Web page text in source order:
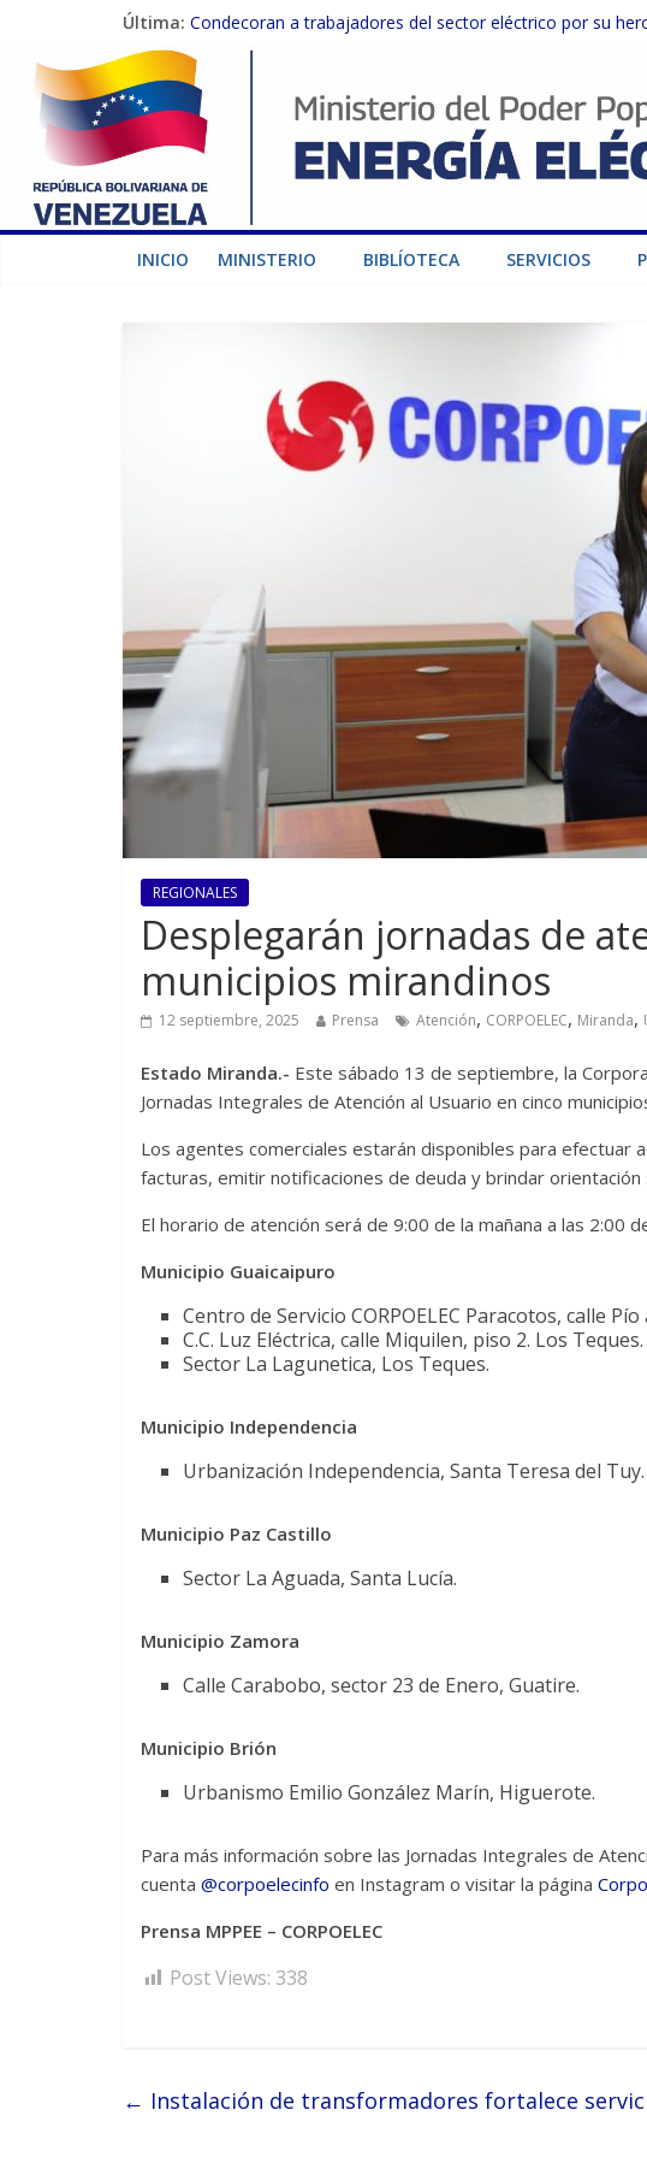
Última: Condecoran a trabajadores del sector eléctrico por su
Gobierno Nacional coordina acciones con el sector
Inspeccionan trabajos de rehabilitación en instalaciones
Gobierno Nacional activa plan preventivo para fortalecer
Termocarabobo recupera el 50% de su capacidad de
INICIO MINISTERIO BIBLÍOTECA SERVICIOS
REGIONALES
Desplegarán jornadas de
municipios mirandinos
12 septiembre, 2025 Prensa Atención, CORPOELEC, Miranda,
Estado Miranda.- Este sábado 13 de septiembre, la
Jornadas Integrales de Atención al Usuario en cinco
Los agentes comerciales estarán disponibles para efectuar
facturas, emitir notificaciones de deuda y brindar
El horario de atención será de 9:00 de la mañana a las 2:00
Municipio Guaicaipuro
Centro de Servicio CORPOELEC Paracotos, calle Pío
C.C. Luz Eléctrica, calle Miquilen, piso 2. Los Teques.
Sector La Lagunetica, Los Teques.
Municipio Independencia
Urbanización Independencia, Santa Teresa del Tuy.
Municipio Paz Castillo
Sector La Aguada, Santa Lucía.
Municipio Zamora
Calle Carabobo, sector 23 de Enero, Guatire.
Municipio Brión
Urbanismo Emilio González Marín, Higuerote.
Para más información sobre las Jornadas Integrales de
cuenta @corpoelecinfo en Instagram o visitar la página
Prensa MPPEE – CORPOELEC
Post Views: 338
← Instalación de transformadores fortalece